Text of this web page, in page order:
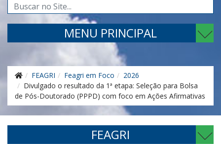
Pesquisar...
MENU PRINCIPAL
FEAGRI Feagri em Foco
2026
Divulgado o resultado da 1ª etapa: Seleção para Bolsa
de Pós-Doutorado (PPPD) com foco em Ações Afirmativas
FEAGRI